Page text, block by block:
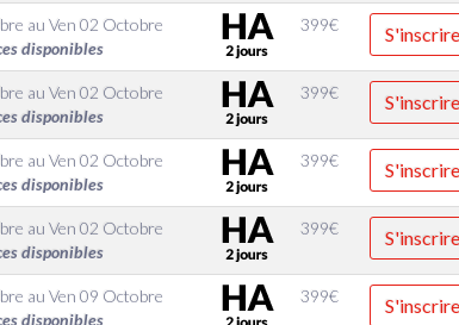
au Ven 02 Octobre
disponibles
399€ S'inscrire
au Ven 02 Octobre
disponibles
399€ S'inscrire
au Ven 02 Octobre
disponibles
399€ S'inscrire
au Ven 02 Octobre
disponibles
399€ S'inscrire
au Ven 09 Octobre
disponibles
399€ S'inscrire